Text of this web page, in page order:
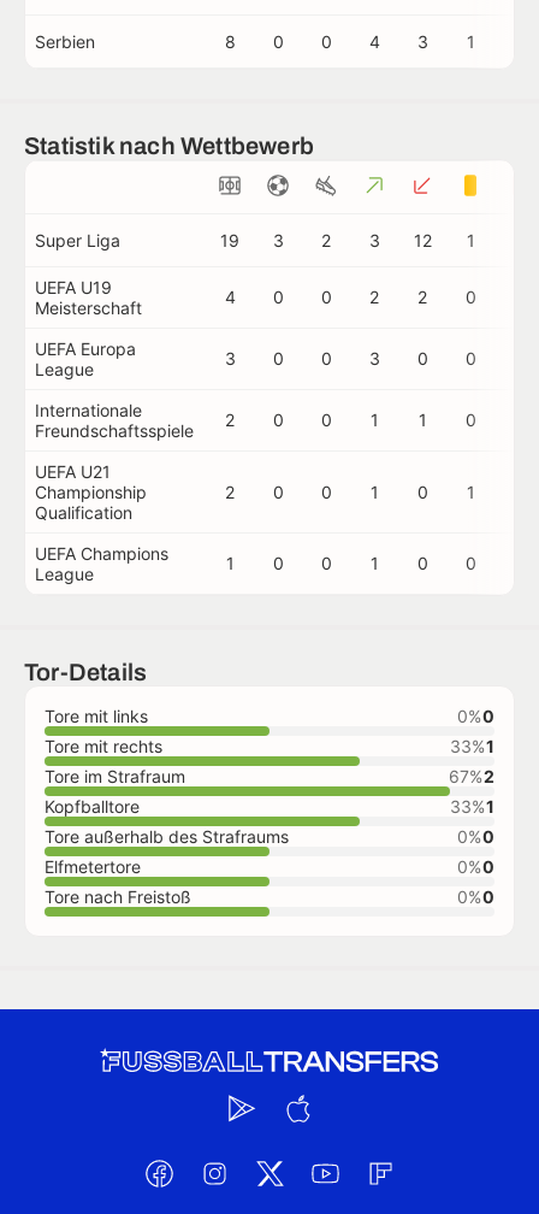
Serbien 8 0 0 4 3 1
Statistik nach Wettbewerb
Super Liga 19 3 2 3 12 1
UEFA U19
Meisterschaft
4 0 0 2 2 0
UEFA Europa
League
3 0 0 3 0 0
Internationale
Freundschaftsspiele
2 0 0 1 1 0
UEFA U21
Championship
Qualification
2 0 0 1 0 1
UEFA Champions
League
1 0 0 1 0 0
Tor-Details
Tore mit links 0%0
Tore mit rechts
33%1
Tore im Strafraum
67%2
Kopfballtore
33%1
Tore außerhalb des Strafraums
0%0
Elfmetertore
0%0
Tore nach Freistoß
0%0